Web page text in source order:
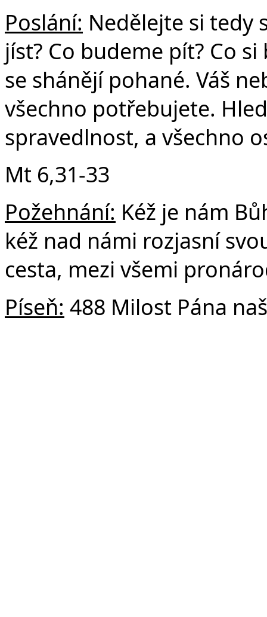
Poslání: Nedělejte si tedy
jíst? Co budeme pít? Co
se shánějí pohané. Váš
všechno potřebujete.
spravedlnost, a všechno
Mt 6,31-33
Požehnání: Kéž je nám
kéž nad námi rozjasní
cesta, mezi všemi
Píseň: 488 Milost Pána